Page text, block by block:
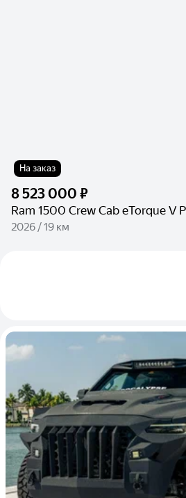
На заказ
8 523 000 ₽
Ram 1500 Crew Cab eTorque V
2026 / 19 км